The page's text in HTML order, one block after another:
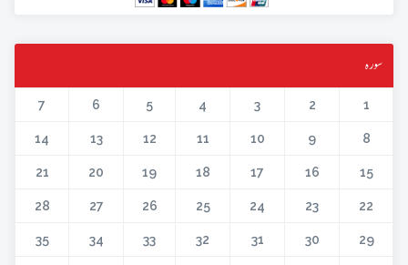
سورہ
1
2
3
4
5
6
7
8
9
10
11
12
13
14
15
16
17
18
19
20
21
22
23
24
25
26
27
28
29
30
31
32
33
34
35